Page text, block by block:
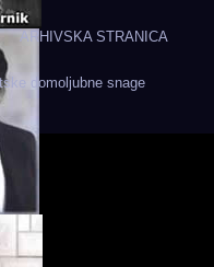
ARHIVSKA STRANICA
domoljubne snage